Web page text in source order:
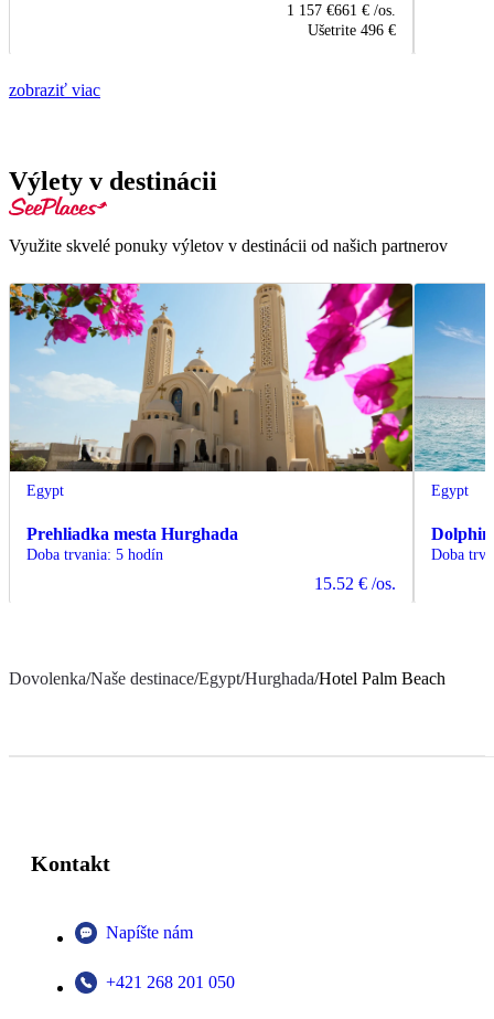
1 157 €661 € /os.
Ušetrite 496 €
zobraziť viac
Výlety v destinácii
Využite skvelé ponuky výletov v destinácii od našich partnerov
Egypt
Prehliadka mesta Hurghada
Doba trvania: 5 hodín
15.52 € /os.
Egypt
Dolphin
Doba
Dovolenka/Naše destinace/Egypt/Hurghada/Hotel Palm Beach
Kontakt
Napíšte nám
+421 268 201 050